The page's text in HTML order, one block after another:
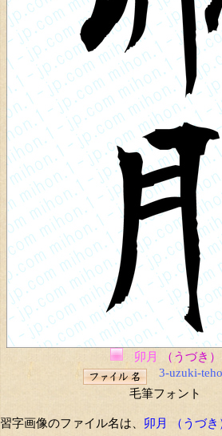
卯月
（うづき）
3-uzuki-
毛筆フォント
習字画像のファイル名は、 卯月 （うづ